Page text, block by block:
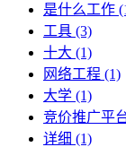
是什么工作
工具 (3)
十大 (1)
网络工程 (1)
大学 (1)
竞价推广平
详细 (1)